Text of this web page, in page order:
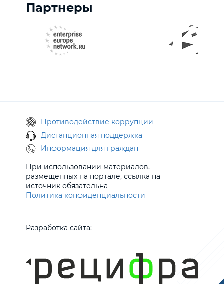
Партнеры
Противодействие коррупции
Дистанционная поддержка
Информация для граждан
При использовании материалов,
размещенных на портале, ссылка на
источник обязательна
Политика конфиденциальности
Разработка сайта: